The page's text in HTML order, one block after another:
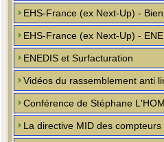
EHS-France (ex Next-Up) -
EHS-France (ex Next-Up) -
ENEDIS et Surfacturation
Vidéos du rassemblement anti
Conférence de Stéphane
La directive MID des compteurs